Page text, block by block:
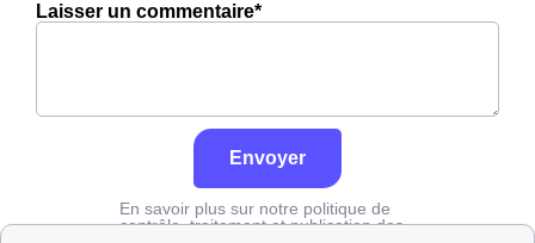
Laisser un commentaire*
Envoyer
En savoir plus sur notre politique de
contrôle, traitement et publication des